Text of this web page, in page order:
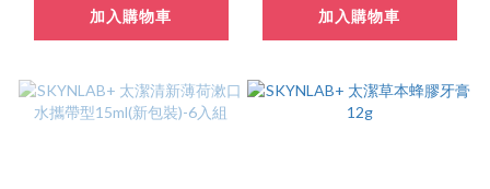
加入購物車 加入購物車